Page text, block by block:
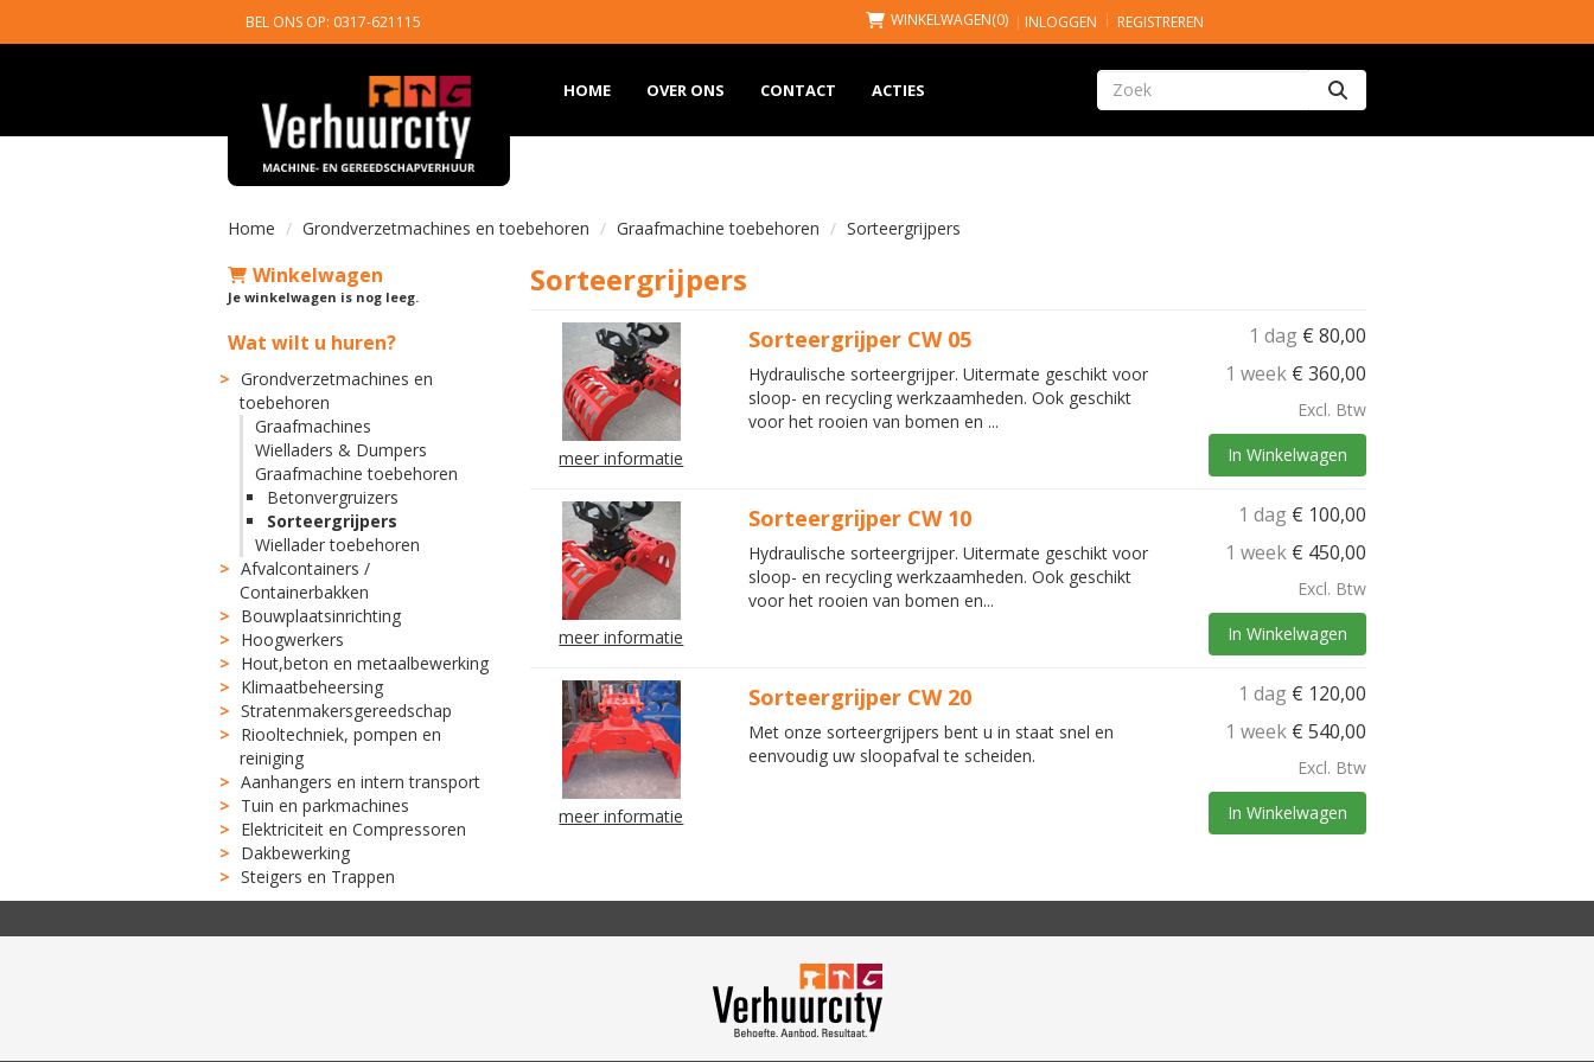
BEL ONS OP: 0317-621115 WINKELWAGEN(0) INLOGGEN REGISTREREN
HOME OVER ONS CONTACT ACTIES Zoeken
Home Grondverzetmachines en toebehoren Graafmachine toebehoren Sorteergrijpers
Winkelwagen
Je winkelwagen is nog leeg.
Wat wilt u huren?
Grondverzetmachines en
toebehoren
Graafmachines
Wielladers & Dumpers
Graafmachine toebehoren
Betonvergruizers
Sorteergrijpers
Wiellader toebehoren
Afvalcontainers /
Containerbakken
Bouwplaatsinrichting
Hoogwerkers
Hout,beton en metaalbewerking
Klimaatbeheersing
Stratenmakersgereedschap
Riooltechniek, pompen en
reiniging
Aanhangers en intern transport
Tuin en parkmachines
Elektriciteit en Compressoren
Dakbewerking
Steigers en Trappen
Sorteergrijpers
meer informatie
1 dag € 80,00
1 week € 360,00
Excl. Btw
In Winkelwagen
Sorteergrijper CW 05
Hydraulische sorteergrijper. Uitermate geschikt voor
sloop- en recycling werkzaamheden. Ook geschikt
voor het rooien van bomen en ...
meer informatie
1 dag € 100,00
1 week € 450,00
Excl. Btw
In Winkelwagen
Sorteergrijper CW 10
Hydraulische sorteergrijper. Uitermate geschikt voor
sloop- en recycling werkzaamheden. Ook geschikt
voor het rooien van bomen en...
meer informatie
1 dag € 120,00
1 week € 540,00
Excl. Btw
In Winkelwagen
Sorteergrijper CW 20
Met onze sorteergrijpers bent u in staat snel en
eenvoudig uw sloopafval te scheiden.